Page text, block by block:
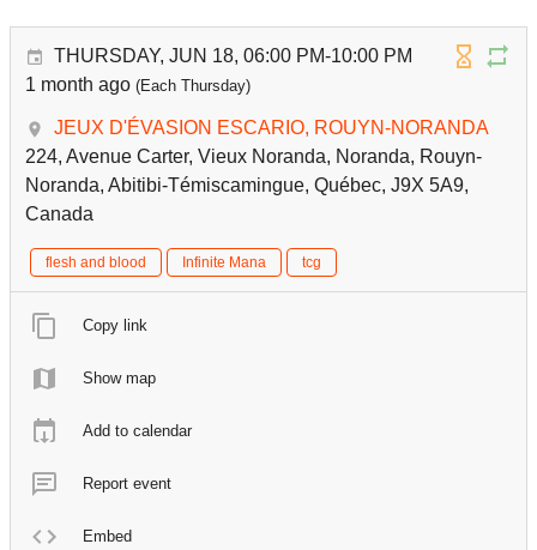
THURSDAY, JUN 18, 06:00 PM-10:00 PM
1 month ago (Each Thursday)
JEUX D'ÉVASION ESCARIO, ROUYN-NORANDA
224, Avenue Carter, Vieux Noranda, Noranda, Rouyn-
Noranda, Abitibi-Témiscamingue, Québec, J9X 5A9,
Canada
flesh and blood Infinite Mana tcg
Copy link
Show map
Add to calendar
Report event
Embed